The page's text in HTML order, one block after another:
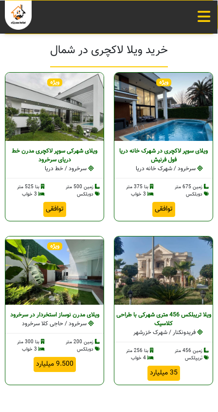
خرید ویلا لاکچری در شمال
ویژه
ویلای سوپر لاکچری در شهرک خانه دریا
فول فرنیش
سرخرود / شهرک خانه دریا
زمین 675 متر
بنا 375 متر
دوبلکس
توافقی
ویژه
ویلای شهرکی سوپر لاکچری مدرن خط
دریای سرخرود
سرخرود / خط دریا
زمین 500 متر
بنا 525 متر
دوبلکس
توافقی
ویلا تریبلکس 456 متری شهرکی با طراحی
کلاسیک
فریدونکنار / شهرک خزرشهر
زمین 456 متر
بنا 256 متر
تریپلکس
35 میلیارد
ویژه
ویلای مدرن نوساز استخردار در سرخرود
سرخرود / حاجی کلا سرخرود
زمین 200 متر
بنا 300 متر
دوبلکس
9.500 میلیارد